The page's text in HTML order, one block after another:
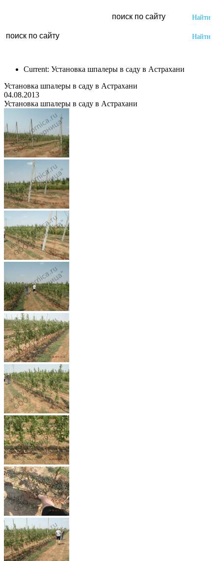
Current: Установка шпалеры в саду в Астрахани
Установка шпалеры в саду в Астрахани
04.08.2013
Установка шпалеры в саду в Астрахани